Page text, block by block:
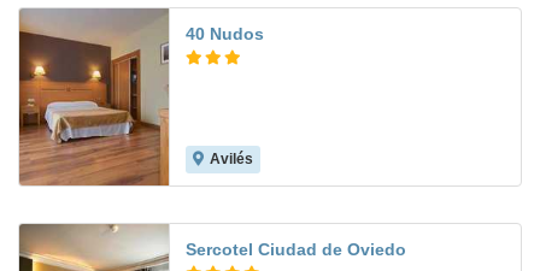
40 Nudos
Avilés
Sercotel Ciudad de Oviedo